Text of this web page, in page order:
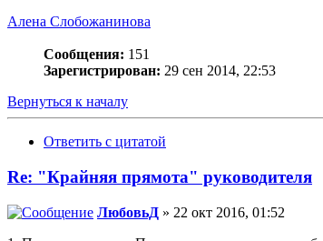
Алена Слобожанинова
Сообщения: 151
Зарегистрирован: 29 сен 2014, 22:53
Вернуться к началу
Ответить с цитатой
Re: "Крайняя прямота" руководителя
ЛюбовьД » 22 окт 2016, 01:52